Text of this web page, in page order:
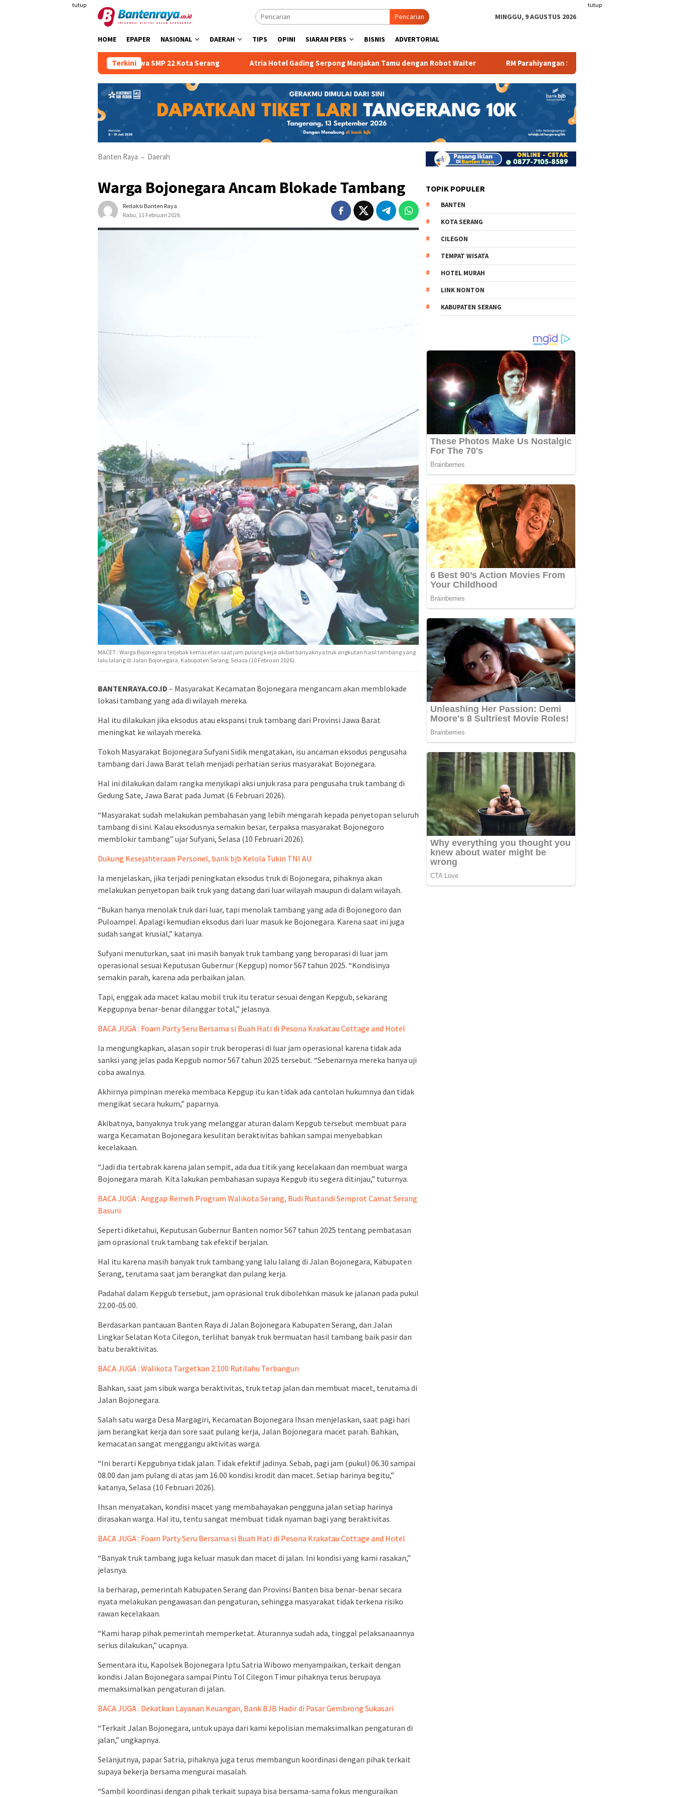
tutup tutup
Pencarian MINGGU, 9 AGUSTUS 2026
HOME EPAPER NASIONAL DAERAH TIPS OPINI SIARAN PERS BISNIS ADVERTORIAL
Terkini
Sejak Dini Kepada Siswa SMP 22 Kota Serang Atria Hotel Gading Serpong Manjakan Tamu dengan Robot Waiter RM Parahiyangan Sajikan Pecak Bandeng Tanpa Duri
Banten Raya – Daerah
Warga Bojonegara Ancam Blokade Tambang
Redaksi Banten Raya
Rabu, 11 Februari 2026
MACET : Warga Bojonegara terjebak kemacetan saat jam pulang kerja akibat banyaknya truk angkutan hasil tambang yang
lalu lalang di Jalan Bojonegara, Kabupaten Serang, Selasa (10 Februari 2026).
BANTENRAYA.CO.ID – Masyarakat Kecamatan Bojonegara mengancam akan memblokade
lokasi tambang yang ada di wilayah mereka.
Hal itu dilakukan jika eksodus atau ekspansi truk tambang dari Provinsi Jawa Barat
meningkat ke wilayah mereka.
Tokoh Masyarakat Bojonegara Sufyani Sidik mengatakan, isu ancaman eksodus pengusaha
tambang dari Jawa Barat telah menjadi perhatian serius masyarakat Bojonegara.
Hal ini dilakukan dalam rangka menyikapi aksi unjuk rasa para pengusaha truk tambang di
Gedung Sate, Jawa Barat pada Jumat (6 Februari 2026).
“Masyarakat sudah melakukan pembahasan yang lebih mengarah kepada penyetopan seluruh
tambang di sini. Kalau eksodusnya semakin besar, terpaksa masyarakat Bojonegoro
memblokir tambang” ujar Sufyani, Selasa (10 Februari 2026).
Dukung Kesejahteraan Personel, bank bjb Kelola Tukin TNI AU
Ia menjelaskan, jika terjadi peningkatan eksodus truk di Bojonegara, pihaknya akan
melakukan penyetopan baik truk yang datang dari luar wilayah maupun di dalam wilayah.
“Bukan hanya menolak truk dari luar, tapi menolak tambang yang ada di Bojonegoro dan
Puloampel. Apalagi kemudian eksodus dari luar masuk ke Bojonegara. Karena saat ini juga
sudah sangat krusial,” katanya.
Sufyani menuturkan, saat ini masih banyak truk tambang yang beroparasi di luar jam
operasional sesuai Keputusan Gubernur (Kepgup) nomor 567 tahun 2025. “Kondisinya
semakin parah, karena ada perbaikan jalan.
Tapi, enggak ada macet kalau mobil truk itu teratur sesuai dengan Kepgub, sekarang
Kepgupnya benar-benar dilanggar total,” jelasnya.
BACA JUGA : Foam Party Seru Bersama si Buah Hati di Pesona Krakatau Cottage and Hotel
Ia mengungkapkan, alasan sopir truk beroperasi di luar jam operasional karena tidak ada
sanksi yang jelas pada Kepgub nomor 567 tahun 2025 tersebut. “Sebenarnya mereka hanya uji
coba awalnya.
Akhirnya pimpinan mereka membaca Kepgup itu kan tidak ada cantolan hukumnya dan tidak
mengikat secara hukum,” paparnya.
Akibatnya, banyaknya truk yang melanggar aturan dalam Kepgub tersebut membuat para
warga Kecamatan Bojonegara kesulitan beraktivitas bahkan sampai menyebabkan
kecelakaan.
“Jadi dia tertabrak karena jalan sempit, ada dua titik yang kecelakaan dan membuat warga
Bojonegara marah. Kita lakukan pembahasan supaya Kepgub itu segera ditinjau,” tuturnya.
BACA JUGA : Anggap Remeh Program Walikota Serang, Budi Rustandi Semprot Camat Serang
Basuni
Seperti diketahui, Keputusan Gubernur Banten nomor 567 tahun 2025 tentang pembatasan
jam oprasional truk tambang tak efektif berjalan.
Hal itu karena masih banyak truk tambang yang lalu lalang di Jalan Bojonegara, Kabupaten
Serang, terutama saat jam berangkat dan pulang kerja.
Padahal dalam Kepgub tersebut, jam oprasional truk dibolehkan masuk ke jalanan pada pukul
22.00-05.00.
Berdasarkan pantauan Banten Raya di Jalan Bojonegara Kabupaten Serang, dan Jalan
Lingkar Selatan Kota Cilegon, terlihat banyak truk bermuatan hasil tambang baik pasir dan
batu beraktivitas.
BACA JUGA : Walikota Targetkan 2.100 Rutilahu Terbangun
Bahkan, saat jam sibuk warga beraktivitas, truk tetap jalan dan membuat macet, terutama di
Jalan Bojonegara.
Salah satu warga Desa Margagiri, Kecamatan Bojonegara Ihsan menjelaskan, saat pagi hari
jam berangkat kerja dan sore saat pulang kerja, Jalan Bojonegara macet parah. Bahkan,
kemacatan sangat menggangu aktivitas warga.
“Ini berarti Kepgubnya tidak jalan. Tidak efektif jadinya. Sebab, pagi jam (pukul) 06.30 sampai
08.00 dan jam pulang di atas jam 16.00 kondisi krodit dan macet. Setiap harinya begitu,”
katanya, Selasa (10 Februari 2026).
Ihsan menyatakan, kondisi macet yang membahayakan pengguna jalan setiap harinya
dirasakan warga. Hal itu, tentu sangat membuat tidak nyaman bagi yang beraktivitas.
BACA JUGA : Foam Party Seru Bersama si Buah Hati di Pesona Krakatau Cottage and Hotel
“Banyak truk tambang juga keluar masuk dan macet di jalan. Ini kondisi yang kami rasakan,”
jelasnya.
Ia berharap, pemerintah Kabupaten Serang dan Provinsi Banten bisa benar-benar secara
nyata melakukan pengawasan dan pengaturan, sehingga masyarakat tidak terkena risiko
rawan kecelakaan.
“Kami harap pihak pemerintah memperketat. Aturannya sudah ada, tinggal pelaksanaannya
serius dilakukan,” ucapnya.
Sementara itu, Kapolsek Bojonegara Iptu Satria Wibowo menyampaikan, terkait dengan
kondisi Jalan Bojonegara sampai Pintu Tol Cilegon Timur pihaknya terus berupaya
memaksimalkan pengaturan di jalan.
BACA JUGA : Dekatkan Layanan Keuangan, Bank BJB Hadir di Pasar Gembrong Sukasari
“Terkait Jalan Bojonegara, untuk upaya dari kami kepolisian memaksimalkan pengaturan di
jalan,” ungkapnya.
Selanjutnya, papar Satria, pihaknya juga terus membangun koordinasi dengan pihak terkait
supaya bekerja bersama mengurai masalah.
“Sambil koordinasi dengan pihak terkait supaya bisa bersama-sama fokus menguraikan
TOPIK POPULER
BANTEN
KOTA SERANG
CILEGON
TEMPAT WISATA
HOTEL MURAH
LINK NONTON
KABUPATEN SERANG